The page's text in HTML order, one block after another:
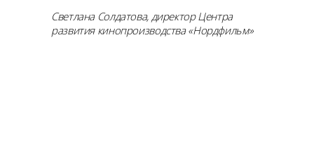
Светлана Солдатова, директор Центра
развития кинопроизводства «Нордфильм»